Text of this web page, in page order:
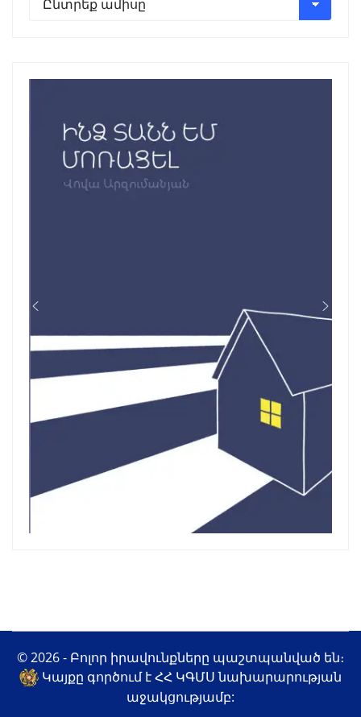
© 2026 - Բոլոր իրավունքները պաշտպանված են։
Կայքը գործում է ՀՀ ԿԳՄՍ նախարարության
աջակցությամբ: